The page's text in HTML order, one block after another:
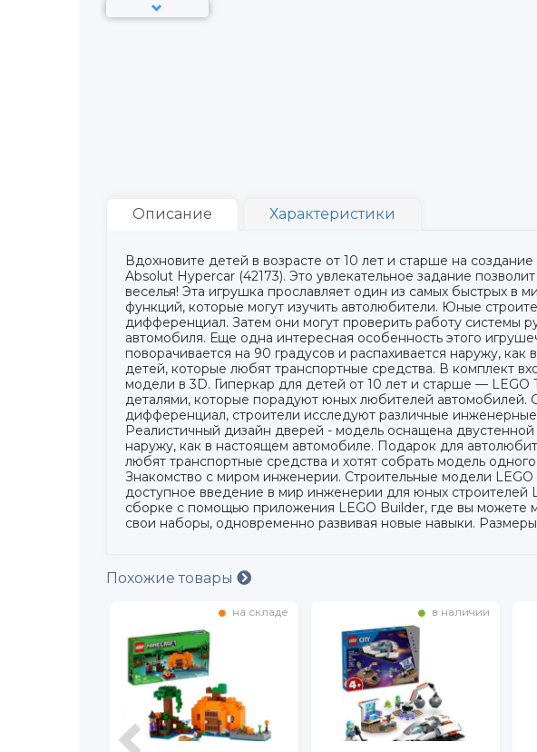
Описание Характеристики
Вдохновите детей в возрасте от 10 лет и старше на
Absolut Hypercar (42173). Это увлекательное задание
веселья! Эта игрушка прославляет один из самых быстрых
функций, которые могут изучить автолюбители. Юные
дифференциал. Затем они могут проверить работу системы
автомобиля. Еще одна интересная особенность этого
поворачивается на 90 градусов и распахивается наружу,
детей, которые любят транспортные средства. В комплект
модели в 3D. Гиперкар для детей от 10 лет и старше —
деталями, которые порадуют юных любителей автомобилей.
дифференциал, строители исследуют различные
Реалистичный дизайн дверей - модель оснащена
наружу, как в настоящем автомобиле. Подарок для
любят транспортные средства и хотят собрать модель
Знакомство с миром инженерии. Строительные модели
доступное введение в мир инженерии для юных строителей
сборке с помощью приложения LEGO Builder, где вы можете
свои наборы, одновременно развивая новые навыки.
Похожие товары
в наличии в наличии